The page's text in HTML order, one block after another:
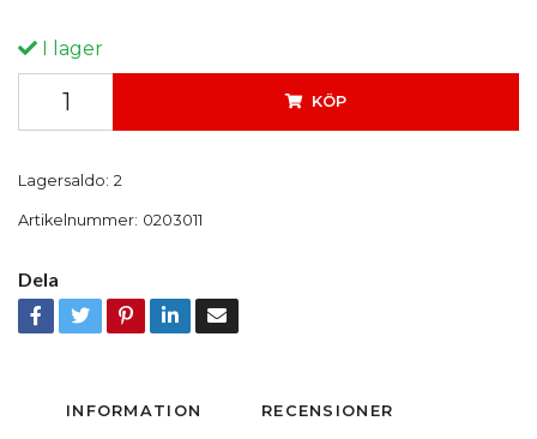
I lager
KÖP
Lagersaldo: 2
Artikelnummer: 0203011
Dela
INFORMATION RECENSIONER